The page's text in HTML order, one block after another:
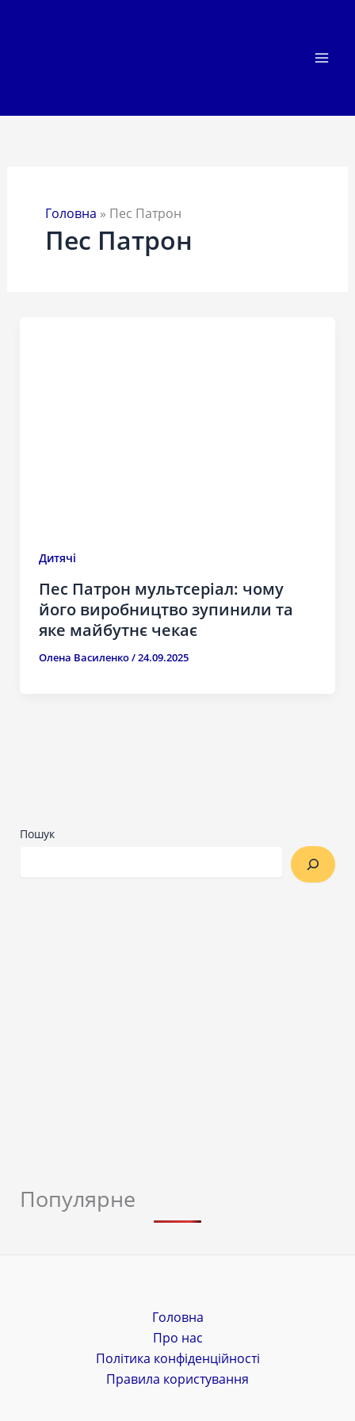
Головна » Пес Патрон
Пес Патрон
Дитячі
Пес Патрон мультсеріал: чому
його виробництво зупинили та
яке майбутнє чекає
Олена Василенко/24.09.2025
Пошук
Популярне
Головна
Про нас
Політика конфіденційності
Правила користування